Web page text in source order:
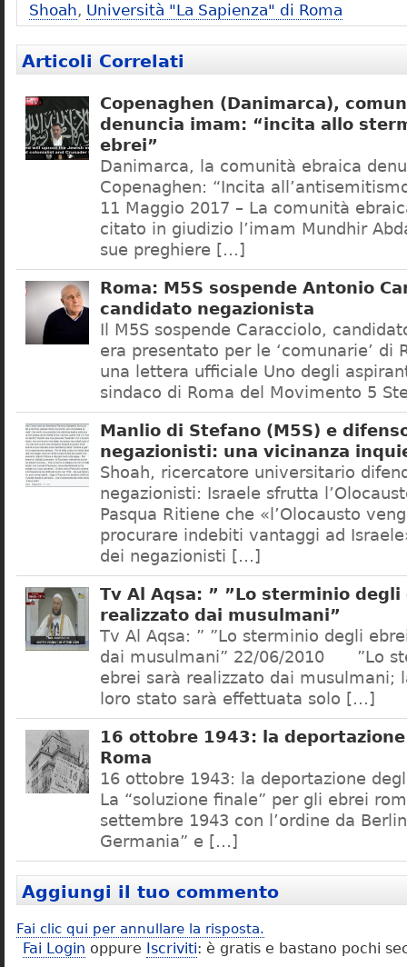
Shoah, Università "La Sapienza" di Roma
Articoli Correlati
Copenaghen (Danimarca),
denuncia imam: “incita allo
ebrei”
Danimarca, la comunità ebraica
Copenaghen: “Incita
11 Maggio 2017 – La comunità
citato in giudizio l’imam Mundhir
sue preghiere […]
Roma: M5S sospende Antonio
candidato negazionista
Il M5S sospende Caracciolo,
era presentato per le ‘comunarie’ di
una lettera ufficiale Uno degli
sindaco di Roma del Movimento 5
Manlio di Stefano (M5S) e
negazionisti: una vicinanza
Shoah, ricercatore universitario
negazionisti: Israele sfrutta
Pasqua Ritiene che «l’Olocausto
procurare indebiti vantaggi ad
dei negazionisti […]
Tv Al Aqsa: ” ”Lo sterminio degli
realizzato dai musulmani”
Tv Al Aqsa: ” ”Lo sterminio degli
dai musulmani” 22/06/2010 ”Lo
ebrei sarà realizzato dai musulmani;
loro stato sarà effettuata solo […]
16 ottobre 1943: la
Roma
16 ottobre 1943: la deportazione
La “soluzione finale” per gli ebrei
settembre 1943 con l’ordine da
Germania” e […]
Aggiungi il tuo commento
Fai clic qui per annullare la risposta.
Fai Login oppure Iscriviti: è gratis e bastano pochi